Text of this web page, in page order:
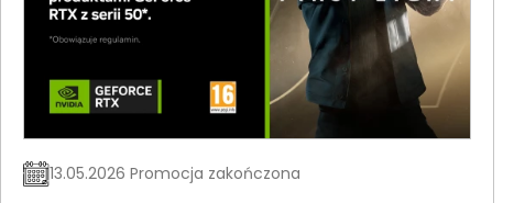
13.05.2026 Promocja zakończona